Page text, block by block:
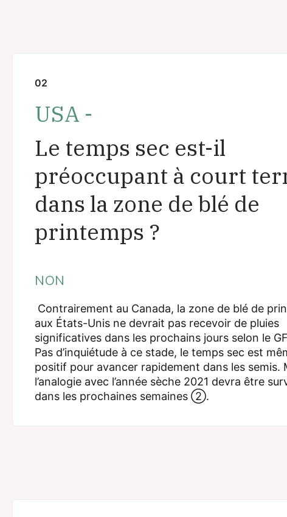
02
USA -
Le temps sec est-il
préoccupant à court
dans la zone de blé de
printemps ?
NON
Contrairement au Canada, la zone de blé de
aux États-Unis ne devrait pas recevoir de pluies
significatives dans les prochains jours selon le
Pas d’inquiétude à ce stade, le temps sec est
positif pour avancer rapidement dans les semis.
l’analogie avec l’année sèche 2021 devra être
dans les prochaines semaines ②.